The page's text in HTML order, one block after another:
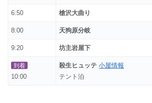
6:50 槍沢大曲り
8:00 天狗原分岐
9:20 坊主岩屋下
到着
10:00
殺生ヒュッテ 小屋情報
テント泊